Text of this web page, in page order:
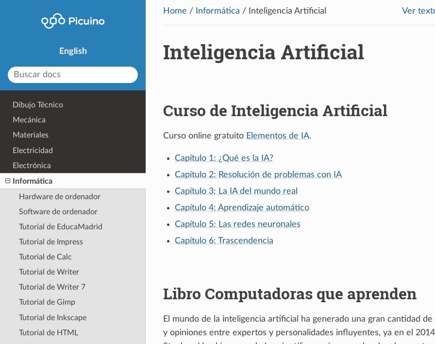
Home / Informática / Inteligencia Artificial Ver
Inteligencia Artificial
Curso de Inteligencia Artificial
Curso online gratuito Elementos de IA.
Capítulo 1: ¿Qué es la IA?
Capítulo 2: Resolución de problemas con IA
Capítulo 3: La IA del mundo real
Capítulo 4: Aprendizaje automático
Capítulo 5: Las redes neuronales
Capítulo 6: Trascendencia
Libro Computadoras que aprenden
El mundo de la inteligencia artificial ha generado una gran cantidad de
y opiniones entre expertos y personalidades influyentes, ya en el
English
Dibujo Técnico
Mecánica
Materiales
Electricidad
Electrónica
Informática
Hardware de ordenador
Software de ordenador
Tutorial de EducaMadrid
Tutorial de Impress
Tutorial de Calc
Tutorial de Writer
Tutorial de Writer 7
Tutorial de Gimp
Tutorial de Inkscape
Tutorial de HTML